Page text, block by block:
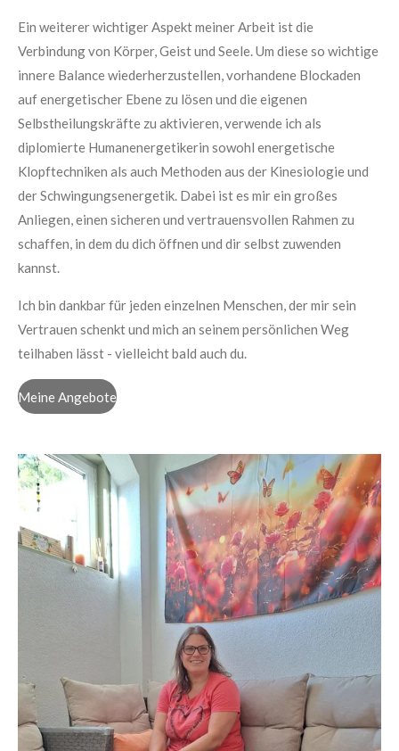
Ein weiterer wichtiger Aspekt meiner Arbeit ist die
Verbindung von Körper, Geist und Seele. Um diese so wichtige
innere Balance wiederherzustellen, vorhandene Blockaden
auf energetischer Ebene zu lösen und die eigenen
Selbstheilungskräfte zu aktivieren, verwende ich als
diplomierte Humanenergetikerin sowohl energetische
Klopftechniken als auch Methoden aus der Kinesiologie und
der Schwingungsenergetik. Dabei ist es mir ein großes
Anliegen, einen sicheren und vertrauensvollen Rahmen zu
schaffen, in dem du dich öffnen und dir selbst zuwenden
kannst.
Ich bin dankbar für jeden einzelnen Menschen, der mir sein
Vertrauen schenkt und mich an seinem persönlichen Weg
teilhaben lässt - vielleicht bald auch du.
Meine Angebote